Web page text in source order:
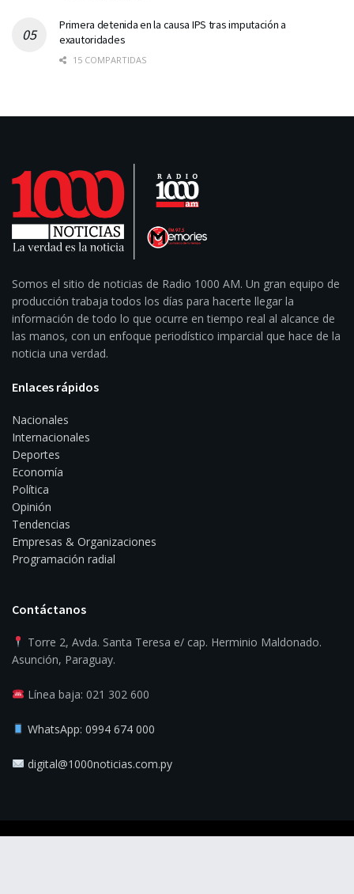
Primera detenida en la causa IPS tras imputación a
exautoridades
15 COMPARTIDAS
Somos el sitio de noticias de Radio 1000 AM. Un gran equipo de
producción trabaja todos los días para hacerte llegar la
información de todo lo que ocurre en tiempo real al alcance de
las manos, con un enfoque periodístico imparcial que hace de la
noticia una verdad.
Enlaces rápidos
Nacionales
Internacionales
Deportes
Economía
Política
Opinión
Tendencias
Empresas & Organizaciones
Programación radial
Contáctanos
Torre 2, Avda. Santa Teresa e/ cap. Herminio Maldonado.
Asunción, Paraguay.
Línea baja: 021 302 600
WhatsApp: 0994 674 000
digital@1000noticias.com.py